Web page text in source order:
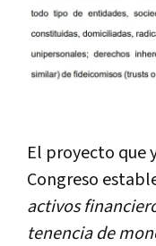
El proyecto que
Congreso
activos
tenencia de